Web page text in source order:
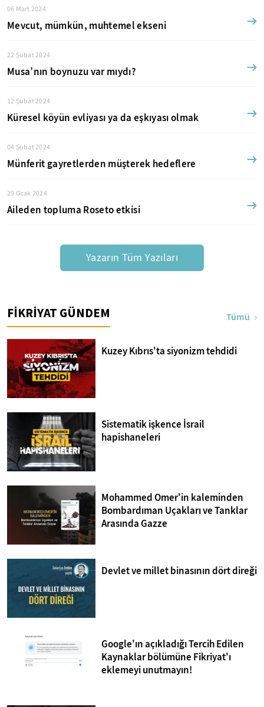
06 Mart 2024
Mevcut, mümkün, muhtemel ekseni
22 Şubat 2024
Musa’nın boynuzu var mıydı?
12 Şubat 2024
Küresel köyün evliyası ya da eşkıyası olmak
04 Şubat 2024
Münferit gayretlerden müşterek hedeflere
29 Ocak 2024
Aileden topluma Roseto etkisi
Yazarın Tüm Yazıları
FİKRİYAT GÜNDEM Tümü
Kuzey Kıbrıs'ta siyonizm tehdidi
Sistematik işkence İsrail
hapishaneleri
Mohammed Omer'in kaleminden
Bombardıman Uçakları ve Tanklar
Arasında Gazze
Devlet ve millet binasının dört direği
Google'ın açıkladığı Tercih Edilen
Kaynaklar bölümüne Fikriyat'ı
eklemeyi unutmayın!